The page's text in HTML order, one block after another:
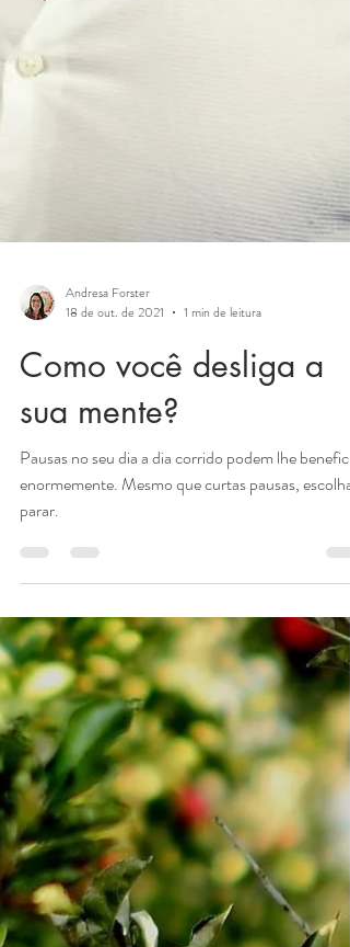
Andresa Forster
Como você desliga a
sua mente?
Pausas no seu dia a dia corrido podem lhe
enormemente. Mesmo que curtas pausas, escolha
parar.